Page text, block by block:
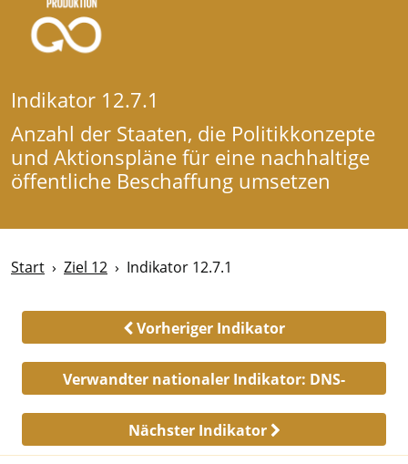
Indikator 12.7.1
Anzahl der Staaten, die Politikkonzepte
und Aktionspläne für eine nachhaltige
öffentliche Beschaffung umsetzen
Start Ziel 12 Indikator 12.7.1
Vorheriger Indikator
Verwandter nationaler Indikator: DNS-
12.3.a,b,c
Nächster Indikator